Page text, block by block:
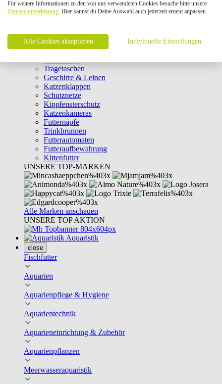
Intelligenzspielzeug
Laserpointer & Elektrospielzeug
Clicker & Target Sticks für Katzen
Weiteres Katzenspielzeug
Transportboxen
Tragetaschen
Geschirre & Leinen
Katzenklappen
Schutznetze
Kippfensterschutz
Katzenkameras
Futternäpfe
Trinkbrunnen
Futterautomaten
Futteraufbewahrung
Kittenfutter
UNSERE TOP-MARKEN
Alle Marken anschauen
UNSERE TOP AKTION
Aquaristik
close
Fischfutter
Aquarien
Aquarienpflege & Hygiene
Aquarientechnik
Aquarieneinrichtung & Zubehör
Aquarienpflanzen
Meerwasseraquaristik
Für weitere Informationen zu den von uns verwendeten Cookies besuche bitte unsere
Datenschutzerklärung. Hier kannst du Deine Auswahl auch jederzeit erneut anpassen.
Alle Cookies akzeptieren Individuelle Einstellungen